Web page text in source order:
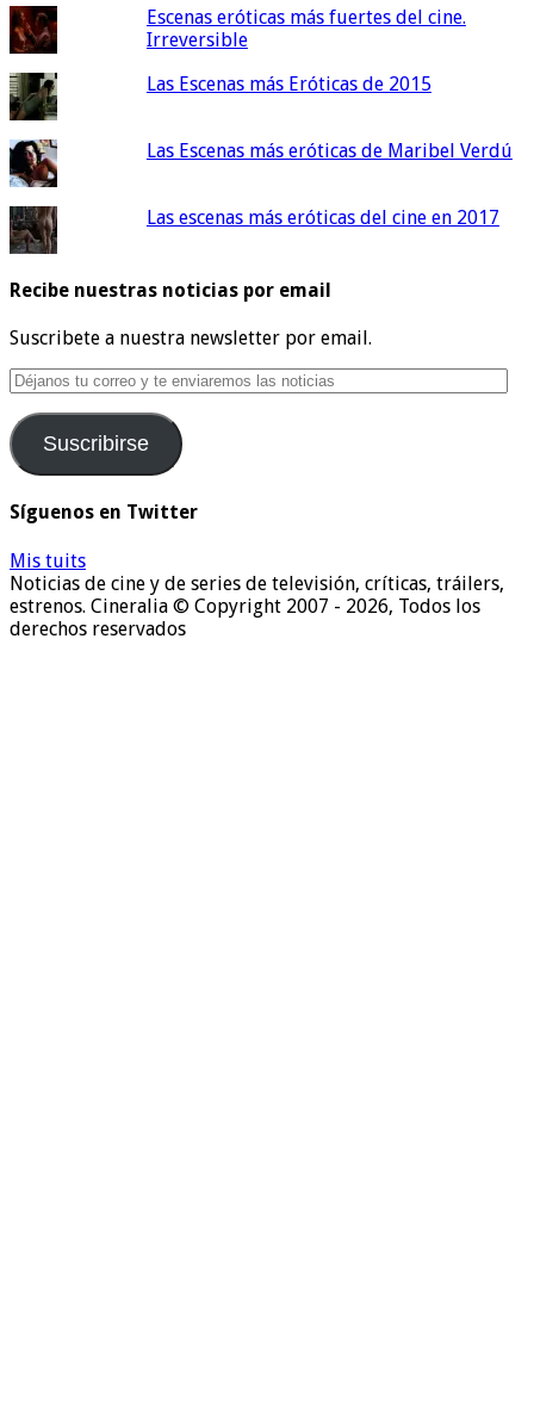
Escenas eróticas más fuertes del cine.
Irreversible
Las Escenas más Eróticas de 2015
Las Escenas más eróticas de Maribel Verdú
Las escenas más eróticas del cine en 2017
Recibe nuestras noticias por email
Suscribete a nuestra newsletter por email.
Déjanos
tu
correo
y
te
las
Suscribirse
Síguenos en Twitter
Mis tuits
Noticias de cine y de series de televisión, críticas, tráilers,
estrenos. Cineralia © Copyright 2007 - 2026, Todos los
derechos reservados